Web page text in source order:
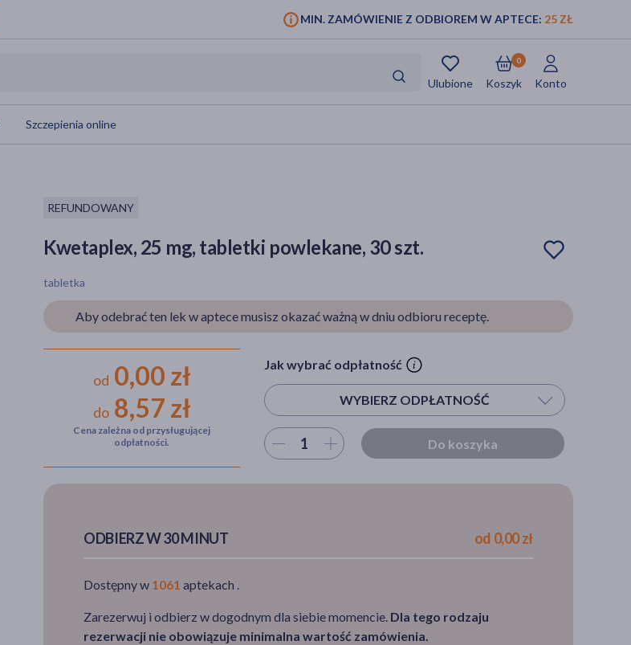
MIN. ZAMÓWIENIE Z ODBIOREM W APTECE: 25 ZŁ
Ulubione Koszyk
0
Konto
Szczepienia online
REFUNDOWANY
Kwetaplex, 25 mg, tabletki powlekane, 30 szt.
tabletka
Aby odebrać ten lek w aptece musisz okazać ważną w dniu odbioru receptę.
od 0,00 zł
do8,57 zł
Cena zależna od przysługującej
odpłatności.
Jak wybrać odpłatność
WYBIERZ ODPŁATNOŚĆ
Wybierz odpłatność
Wybierz ilość Do koszyka
ODBIERZ W 30 MINUT od 0,00 zł
Dostępny w 1061 aptekach .
Zarezerwuj i odbierz w dogodnym dla siebie momencie. Dla tego rodzaju
rezerwacji nie obowiązuje minimalna wartość zamówienia.